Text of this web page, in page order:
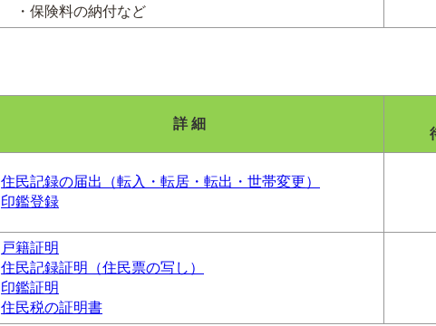
・保険料の納付など
詳 細
住民記録の届出（転入・転居・転出・世帯変更）
印鑑登録
戸籍証明
住民記録証明（住民票の写し）
印鑑証明
住民税の証明書